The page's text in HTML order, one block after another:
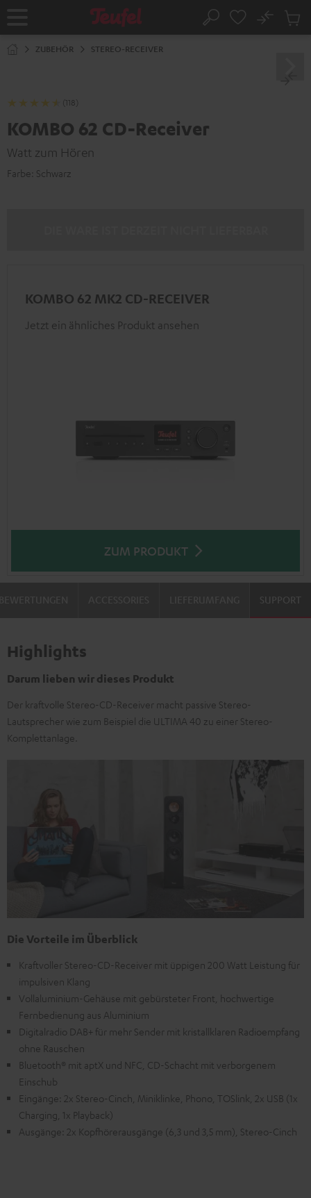
Startseite Suche
No
ZUBEHÖR STEREO-RECEIVER
(118)
KOMBO 62 CD-Receiver
Watt zum Hören
Farbe: Schwarz
KOMBO 62 MK2 CD-RECEIVER
Jetzt ein ähnliches Produkt ansehen
ZUM PRODUKT
SUPPORT
Highlights
Darum lieben wir dieses Produkt
Der kraftvolle Stereo-CD-Receiver macht passive Stereo-
Lautsprecher wie zum Beispiel die ULTIMA 40 zu einer Stereo-
Komplettanlage.
Die Vorteile im Überblick
Kraftvoller Stereo-CD-Receiver mit üppigen 200 Watt Leistung für
impulsiven Klang
Vollaluminium-Gehäuse mit gebürsteter Front, hochwertige
Fernbedienung aus Aluminium
Digitalradio DAB+ für mehr Sender mit kristallklaren Radioempfang
ohne Rauschen
Bluetooth® mit aptX und NFC, CD-Schacht mit verborgenem
Einschub
Eingänge: 2x Stereo-Cinch, Miniklinke, Phono, TOSlink, 2x USB (1x
Charging, 1x Playback)
Ausgänge: 2x Kopfhörerausgänge (6,3 und 3,5 mm), Stereo-Cinch